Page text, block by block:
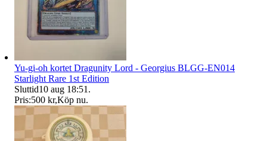
Yu-gi-oh kortet Dragunity Lord - Georgius BLGG-EN014
Starlight Rare 1st Edition
Sluttid10 aug 18:51 .
Pris:500 kr,Köp nu.